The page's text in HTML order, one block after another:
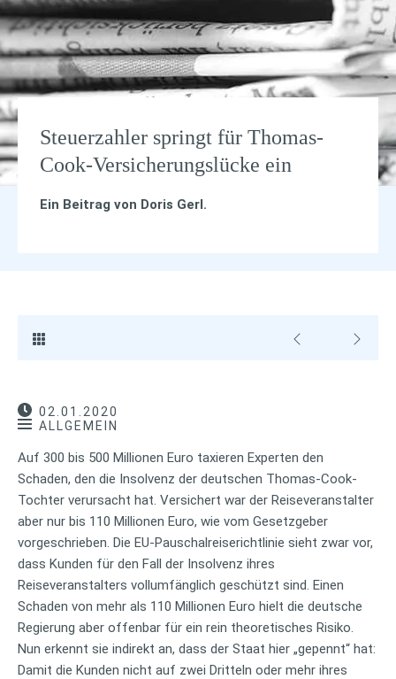
Steuerzahler springt für Thomas-
Cook-Versicherungslücke ein
Ein Beitrag von Doris Gerl.
02.01.2020
ALLGEMEIN
Auf 300 bis 500 Millionen Euro taxieren Experten den
Schaden, den die Insolvenz der deutschen Thomas-Cook-
Tochter verursacht hat. Versichert war der Reiseveranstalter
aber nur bis 110 Millionen Euro, wie vom Gesetzgeber
vorgeschrieben. Die EU-Pauschalreiserichtlinie sieht zwar vor,
dass Kunden für den Fall der Insolvenz ihres
Reiseveranstalters vollumfänglich geschützt sind. Einen
Schaden von mehr als 110 Millionen Euro hielt die deutsche
Regierung aber offenbar für ein rein theoretisches Risiko.
Nun erkennt sie indirekt an, dass der Staat hier „gepennt“ hat:
Damit die Kunden nicht auf zwei Dritteln oder mehr ihres